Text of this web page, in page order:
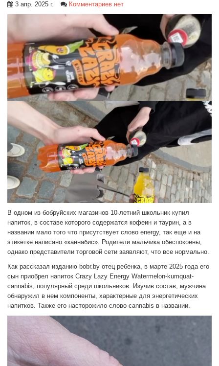
3 апр. 2025 г. Комментариев нет
В одном из бобруйских магазинов 10-летний школьник купил
напиток, в составе которого содержатся кофеин и таурин, а в
названии мало того что присутствует слово energy, так еще и на
этикетке написано «каннабис». Родители мальчика обеспокоены,
однако представители торговой сети заявляют, что все нормально.
Как рассказал изданию bobr.by отец ребенка, в марте 2025 года его
сын приобрел напиток Crazy Lazy Energy Watermelon-kumquat-
cannabis, популярный среди школьников. Изучив состав, мужчина
обнаружил в нем компоненты, характерные для энергетических
напитков. Также его насторожило слово cannabis в названии.